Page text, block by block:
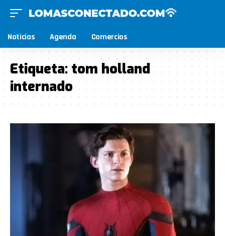
Noticias Agenda Comercios
Etiqueta:tom holland
internado